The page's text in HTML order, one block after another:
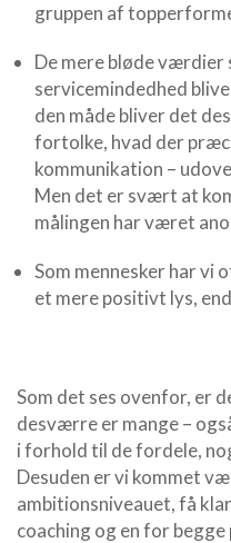
gruppen af
De mere bløde værdier
servicemindedhed
den måde bliver det
fortolke, hvad der
kommunikation –
Men det er svært at
målingen har været
Som mennesker har vi
et mere positivt lys,
Som det ses ovenfor, er
desværre er mange –
i forhold til de fordele,
Desuden er vi kommet
ambitionsniveauet, få
coaching og en for